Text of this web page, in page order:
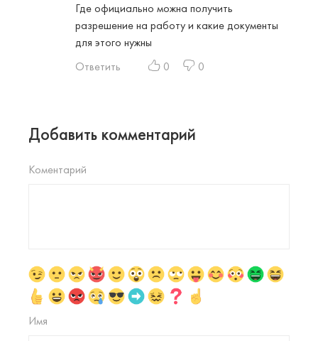
Где официально можна получить
разрешение на работу и какие документы
для этого нужны
Ответить
0 0
Добавить комментарий
Коментарий
Имя